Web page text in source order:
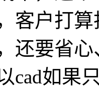
客户打
还要省
cad如果